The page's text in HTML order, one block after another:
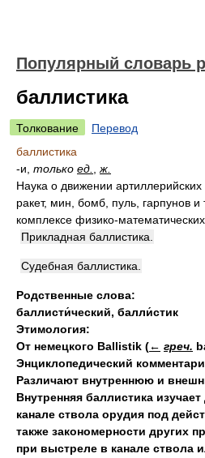
Популярный словарь
баллистика
Толкование
Перевод
баллистика
-и, только ед.
ж.
Наука о движении
ракет, мин, бомб, пуль, гарпунов
комплексе физико-
Прикладная баллистика.
Судебная баллистика.
Родственные слова:
баллисти́ческий, балли́стик
Этимология:
От немецкого Ballistik (← греч.
Энциклопедический
Различают внутреннюю и
Внутренняя баллистика
канале ствола орудия под
также закономерности других
при выстреле в канале ствола